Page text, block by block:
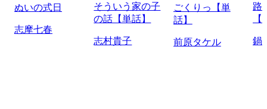
ぬいの式日
志摩七春
そういう家の子
の話【単話】
志村貴子
ごくりっ【単
話】
前原タケル
路
鍋